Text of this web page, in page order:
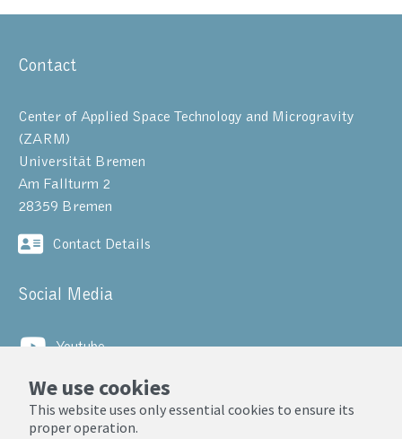
We use cookies
This website uses only essential cookies to ensure its
proper operation.
Contact
Center of Applied Space Technology and Microgravity
(ZARM)
Universität Bremen
Am Fallturm 2
28359 Bremen
Contact Details
Social Media
Youtube
LinkedIn
© ZARM, Universität Bremen 2025